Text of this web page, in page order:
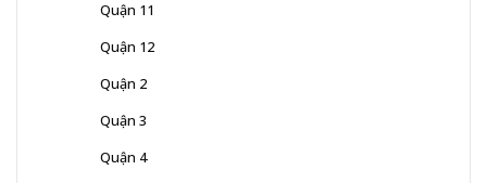
Quận 11
Quận 12
Quận 2
Quận 3
Quận 4